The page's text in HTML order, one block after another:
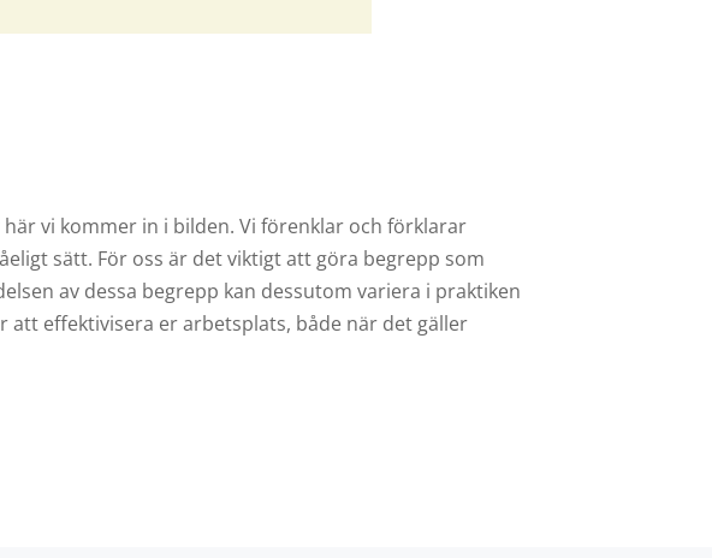
vi kommer in i bilden. Vi förenklar och förklarar
sätt. För oss är det viktigt att göra begrepp som
av dessa begrepp kan dessutom variera i praktiken
effektivisera er arbetsplats, både när det gäller